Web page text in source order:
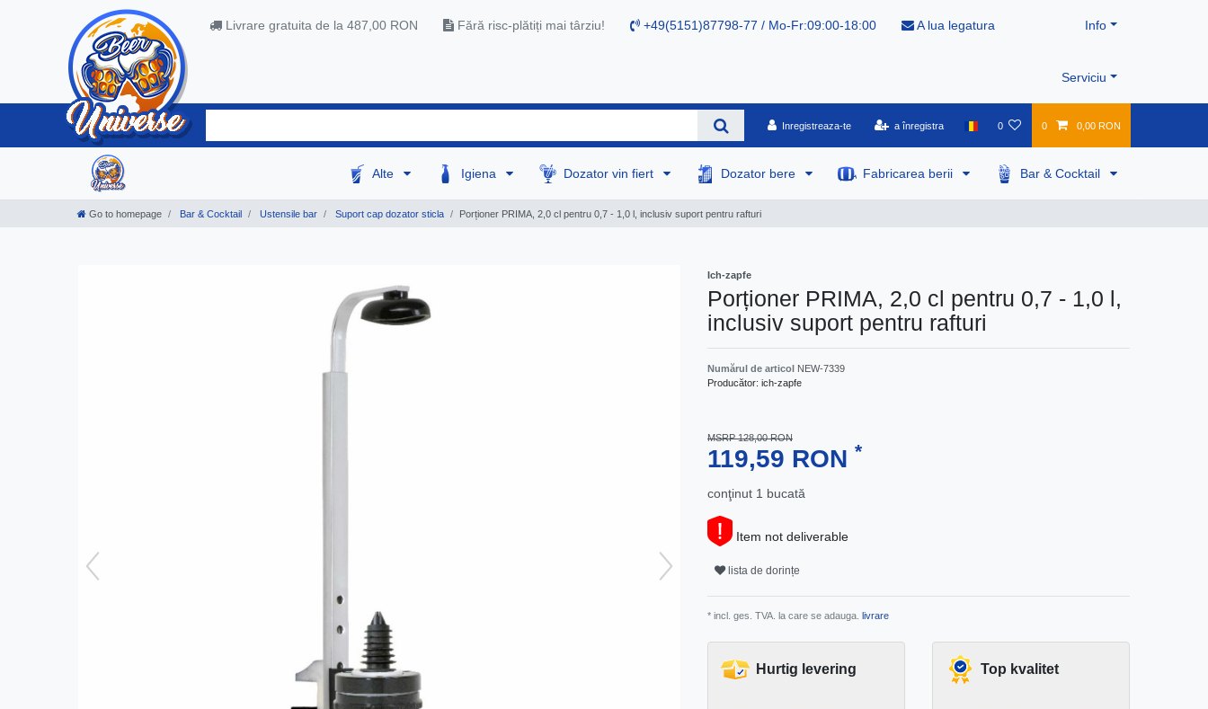
Livrare gratuita de la 487,00 RON Fără risc-plătiți mai târziu! +49(5151)87798-77 / Mo-Fr:09:00-18:00 A lua legatura Info
Serviciu
Inregistreaza-te a înregistra 0 0 0,00 RON
Alte Igiena Dozator vin fiert Dozator bere Fabricarea berii Bar & Cocktail
Go to homepage Bar & Cocktail Ustensile bar Suport cap dozator sticla Porționer PRIMA, 2,0 cl pentru 0,7 - 1,0 l, inclusiv suport pentru rafturi
Ich-zapfe
Porționer PRIMA, 2,0 cl pentru 0,7 - 1,0 l,
inclusiv suport pentru rafturi
Numărul de articol NEW-7339
Producător: ich-zapfe
MSRP 128,00 RON
119,59 RON *
conţinut 1 bucată
Item not deliverable
lista de dorințe
* incl. ges. TVA. la care se adauga. livrare
Hurtig levering Top kvalitet